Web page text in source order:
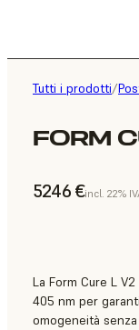
Tutti i prodotti/
FORM
5246 €incl. 22%
La Form Cure L
405 nm per
omogeneità